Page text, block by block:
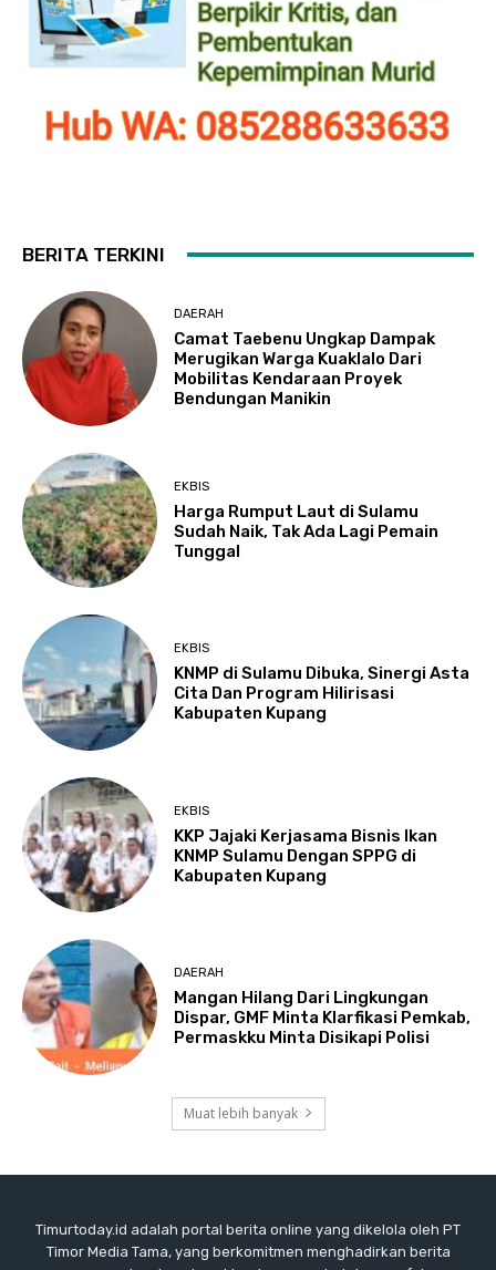
BERITA TERKINI
DAERAH
Camat Taebenu Ungkap Dampak
Merugikan Warga Kuaklalo Dari
Mobilitas Kendaraan Proyek
Bendungan Manikin
EKBIS
Harga Rumput Laut di Sulamu
Sudah Naik, Tak Ada Lagi Pemain
Tunggal
EKBIS
KNMP di Sulamu Dibuka, Sinergi Asta
Cita Dan Program Hilirisasi
Kabupaten Kupang
EKBIS
KKP Jajaki Kerjasama Bisnis Ikan
KNMP Sulamu Dengan SPPG di
Kabupaten Kupang
DAERAH
Mangan Hilang Dari Lingkungan
Dispar, GMF Minta Klarfikasi Pemkab,
Permaskku Minta Disikapi Polisi
Muat lebih banyak
Timurtoday.id adalah portal berita online yang dikelola oleh PT
Timor Media Tama, yang berkomitmen menghadirkan berita